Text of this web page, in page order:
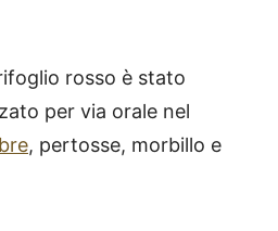
rosso è stato
per via orale nel
, pertosse, morbillo e